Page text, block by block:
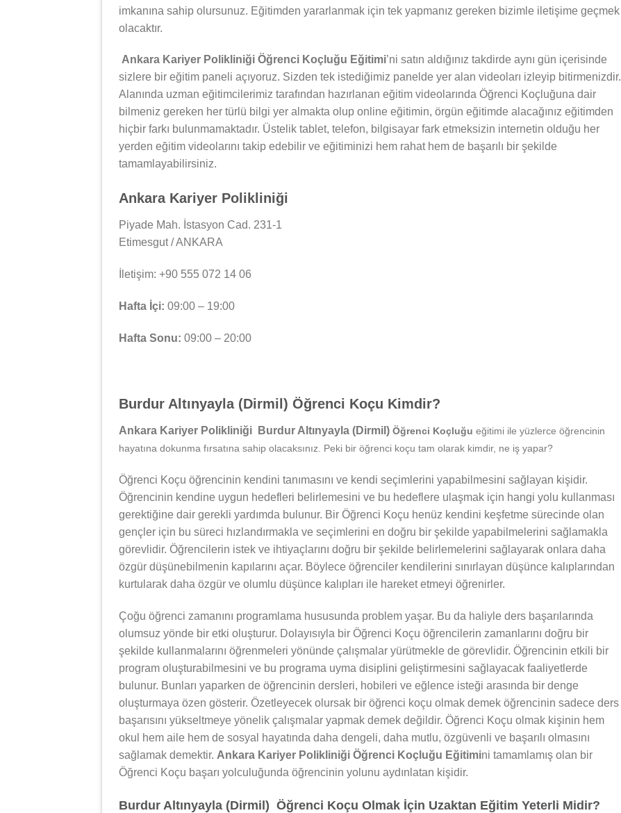
imkanına sahip olursunuz. Eğitimden yararlanmak için tek yapmanız gereken bizimle iletişime geçmek
olacaktır.
Ankara Kariyer Polikliniği Öğrenci Koçluğu Eğitimi’ni satın aldığınız takdirde aynı gün içerisinde
sizlere bir eğitim paneli açıyoruz. Sizden tek istediğimiz panelde yer alan videoları izleyip bitirmenizdir.
Alanında uzman eğitimcilerimiz tarafından hazırlanan eğitim videolarında Öğrenci Koçluğuna dair
bilmeniz gereken her türlü bilgi yer almakta olup online eğitimin, örgün eğitimde alacağınız eğitimden
hiçbir farkı bulunmamaktadır. Üstelik tablet, telefon, bilgisayar fark etmeksizin internetin olduğu her
yerden eğitim videolarını takip edebilir ve eğitiminizi hem rahat hem de başarılı bir şekilde
tamamlayabilirsiniz.
Ankara Kariyer Polikliniği
Piyade Mah. İstasyon Cad. 231-1
Etimesgut / ANKARA
İletişim: +90 555 072 14 06
Hafta İçi: 09:00 – 19:00
Hafta Sonu: 09:00 – 20:00
Burdur Altınyayla (Dirmil) Öğrenci Koçu Kimdir?
Ankara Kariyer Polikliniği Burdur Altınyayla (Dirmil) Öğrenci Koçluğu eğitimi ile yüzlerce öğrencinin
hayatına dokunma fırsatına sahip olacaksınız. Peki bir öğrenci koçu tam olarak kimdir, ne iş yapar?
Öğrenci Koçu öğrencinin kendini tanımasını ve kendi seçimlerini yapabilmesini sağlayan kişidir.
Öğrencinin kendine uygun hedefleri belirlemesini ve bu hedeflere ulaşmak için hangi yolu kullanması
gerektiğine dair gerekli yardımda bulunur. Bir Öğrenci Koçu henüz kendini keşfetme sürecinde olan
gençler için bu süreci hızlandırmakla ve seçimlerini en doğru bir şekilde yapabilmelerini sağlamakla
görevlidir. Öğrencilerin istek ve ihtiyaçlarını doğru bir şekilde belirlemelerini sağlayarak onlara daha
özgür düşünebilmenin kapılarını açar. Böylece öğrenciler kendilerini sınırlayan düşünce kalıplarından
kurtularak daha özgür ve olumlu düşünce kalıpları ile hareket etmeyi öğrenirler.
Çoğu öğrenci zamanını programlama hususunda problem yaşar. Bu da haliyle ders başarılarında
olumsuz yönde bir etki oluşturur. Dolayısıyla bir Öğrenci Koçu öğrencilerin zamanlarını doğru bir
şekilde kullanmalarını öğrenmeleri yönünde çalışmalar yürütmekle de görevlidir. Öğrencinin etkili bir
program oluşturabilmesini ve bu programa uyma disiplini geliştirmesini sağlayacak faaliyetlerde
bulunur. Bunları yaparken de öğrencinin dersleri, hobileri ve eğlence isteği arasında bir denge
oluşturmaya özen gösterir. Özetleyecek olursak bir öğrenci koçu olmak demek öğrencinin sadece ders
başarısını yükseltmeye yönelik çalışmalar yapmak demek değildir. Öğrenci Koçu olmak kişinin hem
okul hem aile hem de sosyal hayatında daha dengeli, daha mutlu, özgüvenli ve başarılı olmasını
sağlamak demektir. Ankara Kariyer Polikliniği Öğrenci Koçluğu Eğitimini tamamlamış olan bir
Öğrenci Koçu başarı yolculuğunda öğrencinin yolunu aydınlatan kişidir.
Burdur Altınyayla (Dirmil) Öğrenci Koçu Olmak İçin Uzaktan Eğitim Yeterli Midir?